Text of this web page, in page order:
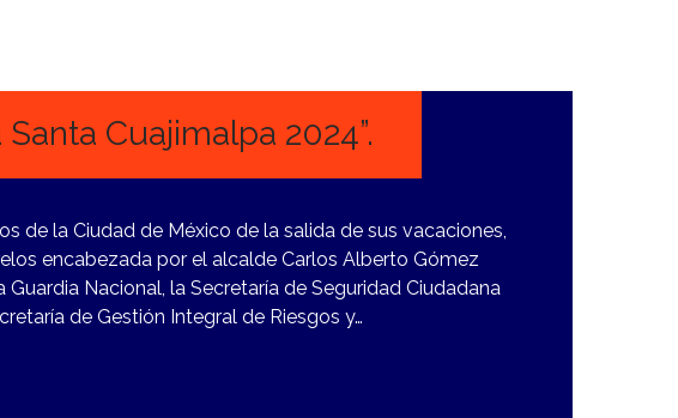
Cuajimalpa 2024”.
de la Ciudad de México de la salida de sus vacaciones,
encabezada por el alcalde Carlos Alberto Gómez
Nacional, la Secretaría de Seguridad Ciudadana
de Gestión Integral de Riesgos y…